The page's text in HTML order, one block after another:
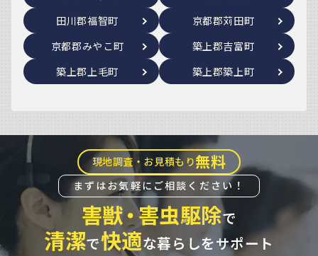
田川郡福智町
京都郡苅田町
京都郡みやこ町
築上郡吉富町
築上郡上毛町
築上郡築上町
現地調査・お見積もり無料
まずはお気軽にご相談ください！
害獣・害虫駆除で
清潔で快適な暮らしをサポート